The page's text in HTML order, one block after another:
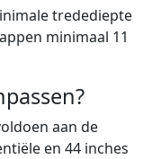
tredediepte
minimaal 11
aan de
en 44 inches